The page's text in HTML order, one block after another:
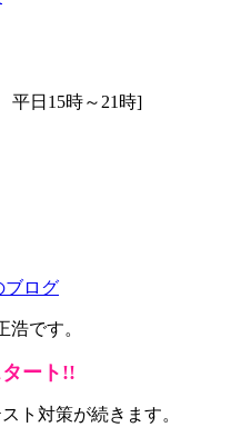
ブログ
です。
ート!!
ト対策が続きます。